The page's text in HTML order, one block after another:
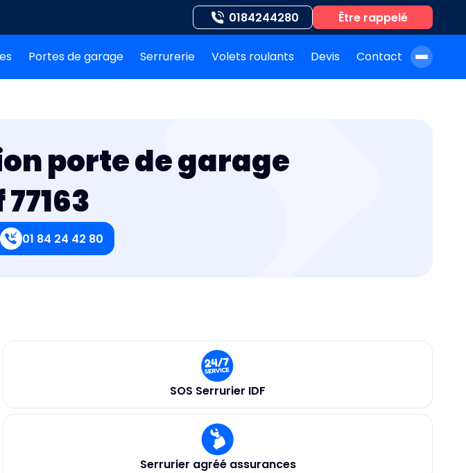
0184244280 Être rappelé
Portes de garage Serrurerie Volets roulants Devis Contact
porte de garage
01 84 24 42 80
SOS Serrurier IDF
Serrurier agréé assurances